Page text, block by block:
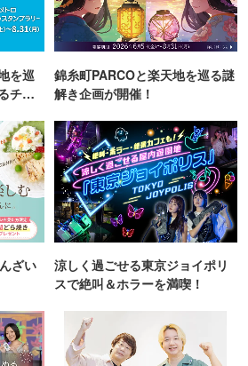
を巡
チャ
錦糸町PARCOと楽天地を巡る謎
解き企画が開催！
ざい
涼しく過ごせる東京ジョイポリ
スで絶叫＆ホラーを満喫！